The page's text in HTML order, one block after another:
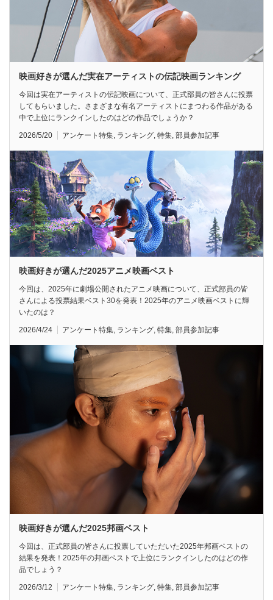
映画好きが選んだ実在アーティストの伝記映画ランキング
今回は実在アーティストの伝記映画について、正式部員の皆さんに投票
してもらいました。さまざまな有名アーティストにまつわる作品がある
中で上位にランクインしたのはどの作品でしょうか？
2026/5/20 アンケート特集 ランキング 特集 部員参加記事
映画好きが選んだ2025アニメ映画ベスト
今回は、2025年に劇場公開されたアニメ映画について、正式部員の皆
さんによる投票結果ベスト30を発表！2025年のアニメ映画ベストに輝
いたのは？
2026/4/24 アンケート特集 ランキング 特集 部員参加記事
映画好きが選んだ2025邦画ベスト
今回は、正式部員の皆さんに投票していただいた2025年邦画ベストの
結果を発表！2025年の邦画ベストで上位にランクインしたのはどの作
品でしょう？
2026/3/12 アンケート特集, ランキング, 特集, 部員参加記事